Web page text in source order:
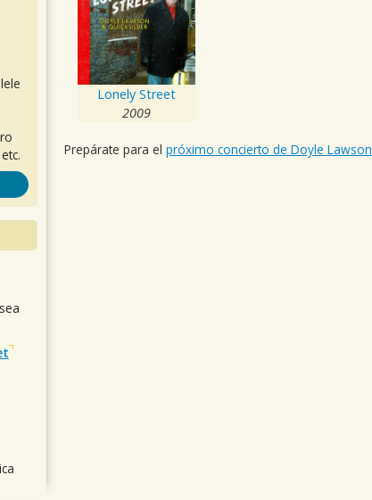
Lonely Street
2009
Prepárate para el próximo concierto de Doyle Lawson